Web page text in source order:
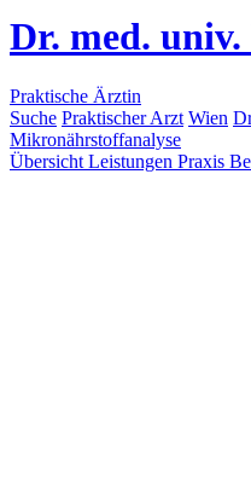
Dr. med.
Praktische Ärztin
Suche Praktischer Arzt Wien
Mikronährstoffanalyse
Übersicht Leistungen Praxis